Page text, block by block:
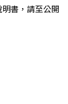
書，請至公開